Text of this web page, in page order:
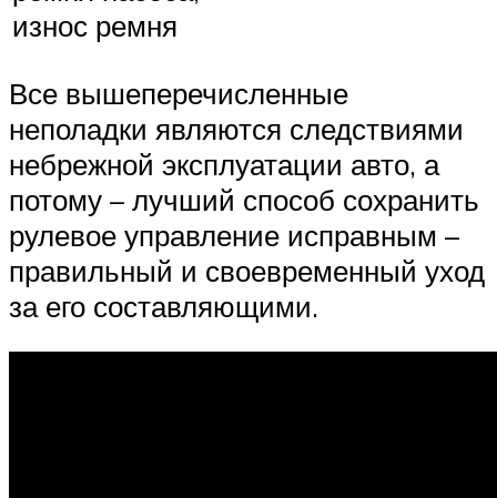
износ ремня
Все вышеперечисленные
неполадки являются следствиями
небрежной эксплуатации авто, а
потому – лучший способ сохранить
рулевое управление исправным –
правильный и своевременный уход
за его составляющими.